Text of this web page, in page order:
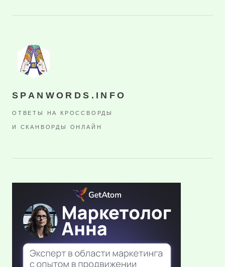
SPANWORDS.INFO
ОТВЕТЫ НА КРОССВОРДЫ
И СКАНВОРДЫ ОНЛАЙН